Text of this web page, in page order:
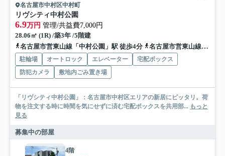
名古屋市中村区中村町
リヴシティ中村公園
6.9万円 管理/共益費7,000円
28.06㎡ (1R) /築3年 /5階建
名古屋市営東山線「中村公園」駅 徒歩4分
名古屋市営東山線「中村日赤」駅 徒歩7分
駐輪場 オートロック エレベーター
宅配ボックス
防犯カメラ
敷地内ごみ置き場
「リヴシティ中村公園」：名古屋市中村区エリアの新居にピッタリ。荷
物を注文する時に時間を気にせずに済む宅配ボックスを共用部... もっと
見る
募集中の部屋
4階